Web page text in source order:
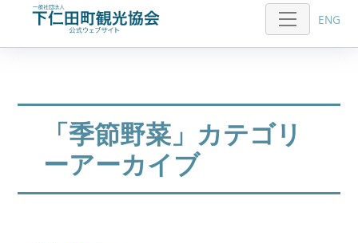
ENG
「季節野菜」カテゴリ
ーアーカイブ